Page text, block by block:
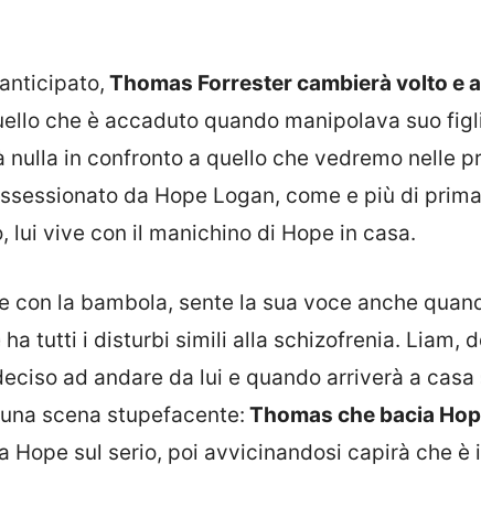
Thomas Forrester cambierà volto e
che è accaduto quando manipolava suo
nulla in confronto a quello che vedremo nelle
da Hope Logan, come e più di
lui vive con il manichino di Hope in casa.
con la bambola, sente la sua voce anche
ha tutti i disturbi simili alla schizofrenia. Liam,
ad andare da lui e quando arriverà a
scena stupefacente: Thomas che bacia
Hope sul serio, poi avvicinandosi capirà che è